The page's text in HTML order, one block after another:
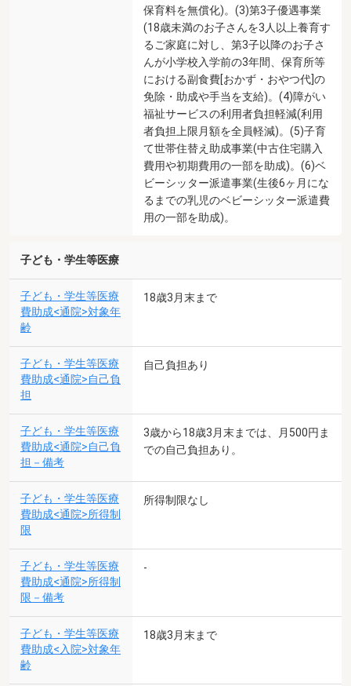
保育料を無償化)。(3)第3子優遇事業
(18歳未満のお子さんを3人以上養育す
るご家庭に対し、第3子以降のお子さ
んが小学校入学前の3年間、保育所等
における副食費[おかず・おやつ代]の
免除・助成や手当を支給)。(4)障がい
福祉サービスの利用者負担軽減(利用
者負担上限月額を全員軽減)。(5)子育
て世帯住替え助成事業(中古住宅購入
費用や初期費用の一部を助成)。(6)ベ
ビーシッター派遣事業(生後6ヶ月にな
るまでの乳児のベビーシッター派遣費
用の一部を助成)。
子ども・学生等医療
子ども・学生等医療
費助成<通院>対象年
齢
18歳3月末まで
子ども・学生等医療
費助成<通院>自己負
担
自己負担あり
子ども・学生等医療
費助成<通院>自己負
担－備考
3歳から18歳3月末までは、月500円ま
での自己負担あり。
子ども・学生等医療
費助成<通院>所得制
限
所得制限なし
子ども・学生等医療
費助成<通院>所得制
限－備考
-
子ども・学生等医療
費助成<入院>対象年
齢
18歳3月末まで